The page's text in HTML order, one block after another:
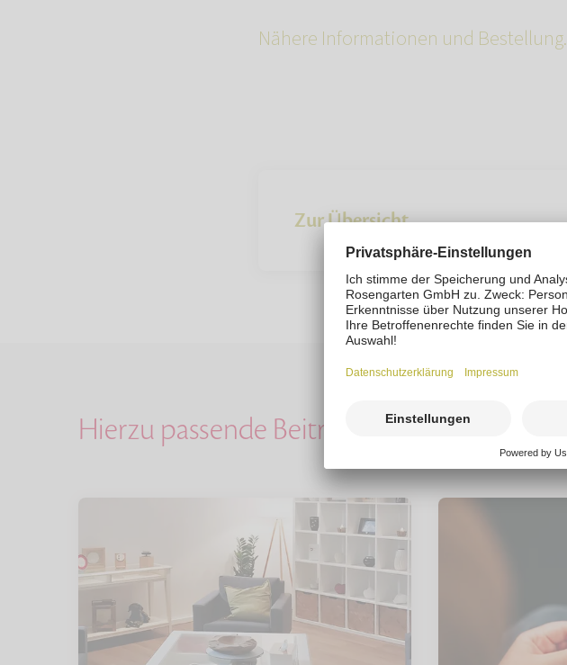
Nähere Informationen und Bestellung.
Zur Übersicht
Hierzu passende Beiträge